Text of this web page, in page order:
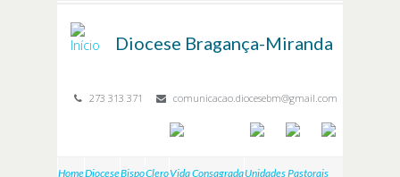
Diocese Bragança-Miranda
273 313 371 comunicacao.diocesebm@gmail.com
HomeDioceseBispoCleroVida ConsagradaUnidades Pastorais